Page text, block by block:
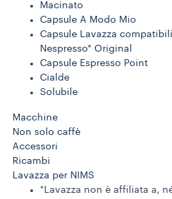
Macinato
Capsule A Modo Mio
Capsule Lavazza
Nespresso* Original
Capsule Espresso Point
Cialde
Solubile
Macchine
Non solo caffè
Accessori
Ricambi
Lavazza per NIMS
*Lavazza non è affiliata a,